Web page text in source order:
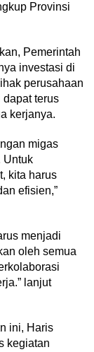
Provinsi
Pemerintah
investasi di
perusahaan
terus
kerjanya.
migas
Untuk
kita harus
efisien,”
menjadi
oleh semua
lanjut
ini, Haris
kegiatan